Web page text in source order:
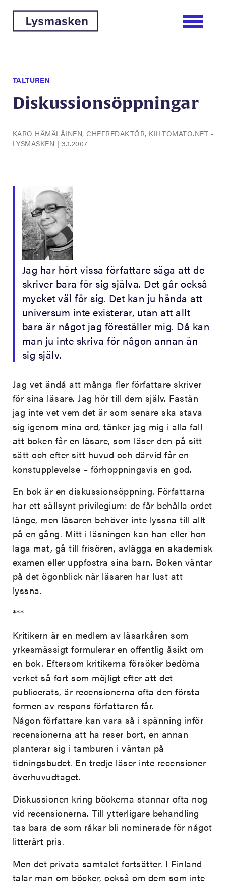
TALTUREN
Diskussionsöppningar
KARO HÄMÄLÄINEN, CHEFREDAKTÖR, KIILTOMATO.NET -
LYSMASKEN | 3.1.2007
Jag har hört vissa författare säga att de
skriver bara för sig själva. Det går också
mycket väl för sig. Det kan ju hända att
universum inte existerar, utan att allt
bara är något jag föreställer mig. Då kan
man ju inte skriva för någon annan än
sig själv.
Jag vet ändå att många fler författare skriver
för sina läsare. Jag hör till dem själv. Fastän
jag inte vet vem det är som senare ska stava
sig igenom mina ord, tänker jag mig i alla fall
att boken får en läsare, som läser den på sitt
sätt och efter sitt huvud och därvid får en
konstupplevelse – förhoppningsvis en god.
En bok är en diskussionsöppning. Författarna
har ett sällsynt privilegium: de får behålla ordet
länge, men läsaren behöver inte lyssna till allt
på en gång. Mitt i läsningen kan han eller hon
laga mat, gå till frisören, avlägga en akademisk
examen eller uppfostra sina barn. Boken väntar
på det ögonblick när läsaren har lust att
lyssna.
***
Kritikern är en medlem av läsarkåren som
yrkesmässigt formulerar en offentlig åsikt om
en bok. Eftersom kritikerna försöker bedöma
verket så fort som möjligt efter att det
publicerats, är recensionerna ofta den första
formen av respons författaren får.
Någon författare kan vara så i spänning inför
recensionerna att ha reser bort, en annan
planterar sig i tamburen i väntan på
tidningsbudet. En tredje läser inte recensioner
överhuvudtaget.
Diskussionen kring böckerna stannar ofta nog
vid recensionerna. Till ytterligare behandling
tas bara de som råkar bli nominerade för något
litterärt pris.
Men det privata samtalet fortsätter. I Finland
talar man om böcker, också om dem som inte